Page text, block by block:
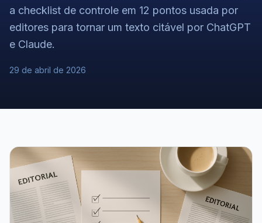
a checklist de controle em 12 pontos usada por
editores para tornar um texto citável por ChatGPT
e Claude.
29 de abril de 2026